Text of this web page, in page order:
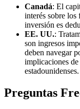
Canadá: El
interés sobre los
inversión es
EE. UU.:
son ingresos
deben navegar
implicaciones de
estadounidenses.
Preguntas